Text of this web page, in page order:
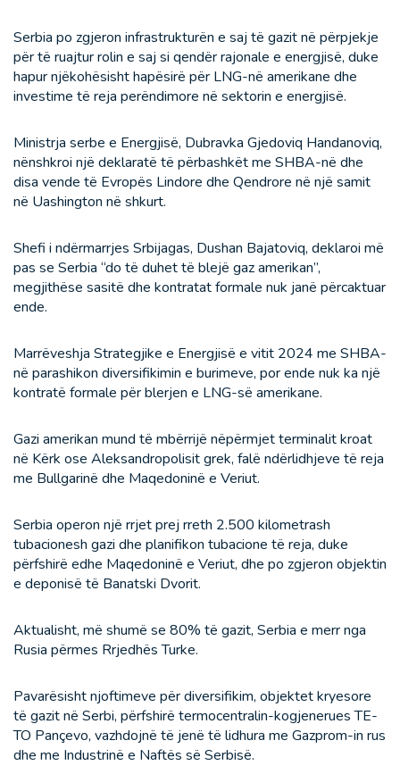
Serbia po zgjeron infrastrukturën e saj të gazit në përpjekje
për të ruajtur rolin e saj si qendër rajonale e energjisë, duke
hapur njëkohësisht hapësirë për LNG-në amerikane dhe
investime të reja perëndimore në sektorin e energjisë.
Ministrja serbe e Energjisë, Dubravka Gjedoviq Handanoviq,
nënshkroi një deklaratë të përbashkët me SHBA-në dhe
disa vende të Evropës Lindore dhe Qendrore në një samit
në Uashington në shkurt.
Shefi i ndërmarrjes Srbijagas, Dushan Bajatoviq, deklaroi më
pas se Serbia “do të duhet të blejë gaz amerikan”,
megjithëse sasitë dhe kontratat formale nuk janë përcaktuar
ende.
Marrëveshja Strategjike e Energjisë e vitit 2024 me SHBA-
në parashikon diversifikimin e burimeve, por ende nuk ka një
kontratë formale për blerjen e LNG-së amerikane.
Gazi amerikan mund të mbërrijë nëpërmjet terminalit kroat
në Kërk ose Aleksandropolisit grek, falë ndërlidhjeve të reja
me Bullgarinë dhe Maqedoninë e Veriut.
Serbia operon një rrjet prej rreth 2.500 kilometrash
tubacionesh gazi dhe planifikon tubacione të reja, duke
përfshirë edhe Maqedoninë e Veriut, dhe po zgjeron objektin
e deponisë të Banatski Dvorit.
Aktualisht, më shumë se 80% të gazit, Serbia e merr nga
Rusia përmes Rrjedhës Turke.
Pavarësisht njoftimeve për diversifikim, objektet kryesore
të gazit në Serbi, përfshirë termocentralin-kogjenerues TE-
TO Pançevo, vazhdojnë të jenë të lidhura me Gazprom-in rus
dhe me Industrinë e Naftës së Serbisë.